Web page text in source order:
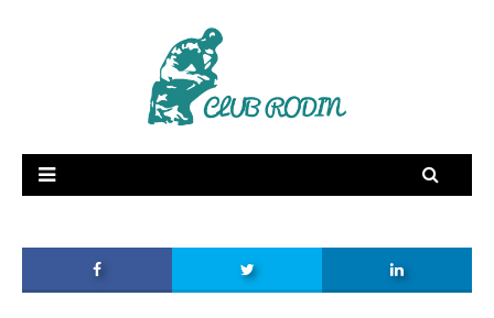
Supply Chain
Dictionnaire amoureux